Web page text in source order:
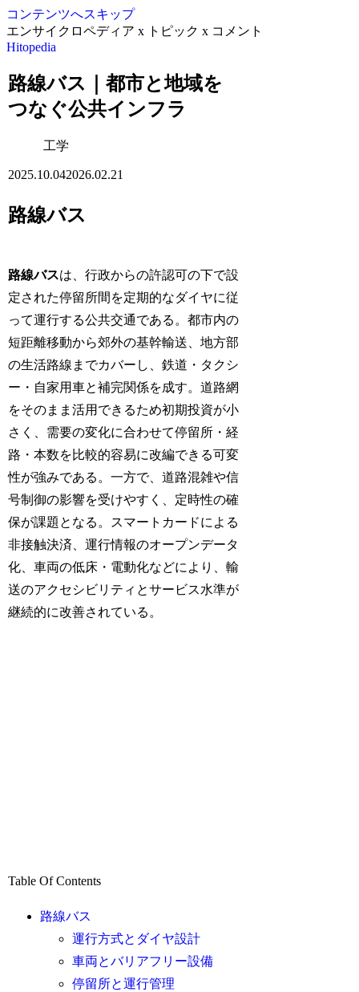
コンテンツへスキップ
エンサイクロペディア x トピック x コメント
Hitopedia
路線バス｜都市と地域を
つなぐ公共インフラ
工学
2025.10.042026.02.21
路線バス
路線バスは、行政からの許認可の下で設
定された停留所間を定期的なダイヤに従
って運行する公共交通である。都市内の
短距離移動から郊外の基幹輸送、地方部
の生活路線までカバーし、鉄道・タクシ
ー・自家用車と補完関係を成す。道路網
をそのまま活用できるため初期投資が小
さく、需要の変化に合わせて停留所・経
路・本数を比較的容易に改編できる可変
性が強みである。一方で、道路混雑や信
号制御の影響を受けやすく、定時性の確
保が課題となる。スマートカードによる
非接触決済、運行情報のオープンデータ
化、車両の低床・電動化などにより、輸
送のアクセシビリティとサービス水準が
継続的に改善されている。
Table Of Contents
路線バス
運行方式とダイヤ設計
車両とバリアフリー設備
停留所と運行管理